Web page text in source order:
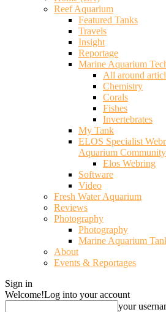
Reef Aquarium
Featured Tanks
Travels
Insight
Reportage
Marine Aquarium
All around
Chemistry
Corals
Fishes
Invertebrates
My Tank
ELOS Specialist
Aquarium
Elos Webring
Software
Video
Fresh Water Aquarium
Reviews
Photography
Photography
Marine Aquarium
About
Events & Reportages
Sign in
Welcome!Log into your account
your